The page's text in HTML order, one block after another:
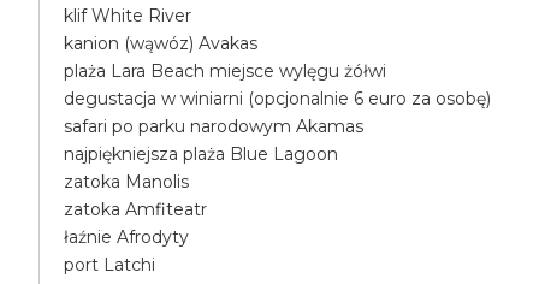
klif White River
kanion (wąwóz) Avakas
plaża Lara Beach miejsce wylęgu żółwi
degustacja w winiarni (opcjonalnie 6 euro za osobę)
safari po parku narodowym Akamas
najpiękniejsza plaża Blue Lagoon
zatoka Manolis
zatoka Amfiteatr
łaźnie Afrodyty
port Latchi